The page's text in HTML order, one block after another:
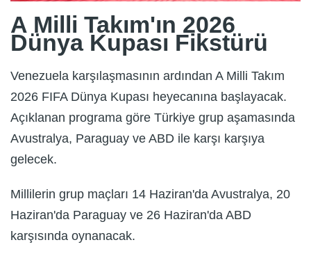
A Milli Takım'ın 2026
Dünya Kupası Fikstürü
Venezuela karşılaşmasının ardından A Milli Takım
2026 FIFA Dünya Kupası heyecanına başlayacak.
Açıklanan programa göre Türkiye grup aşamasında
Avustralya, Paraguay ve ABD ile karşı karşıya
gelecek.
Millilerin grup maçları 14 Haziran'da Avustralya, 20
Haziran'da Paraguay ve 26 Haziran'da ABD
karşısında oynanacak.